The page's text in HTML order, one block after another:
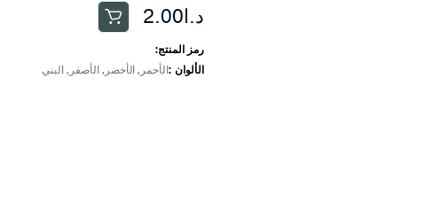
د.ا2.00هناك
العديد
من
رمز المنتج:
الألوان الأحمر, الأخضر, الأصفر, البني